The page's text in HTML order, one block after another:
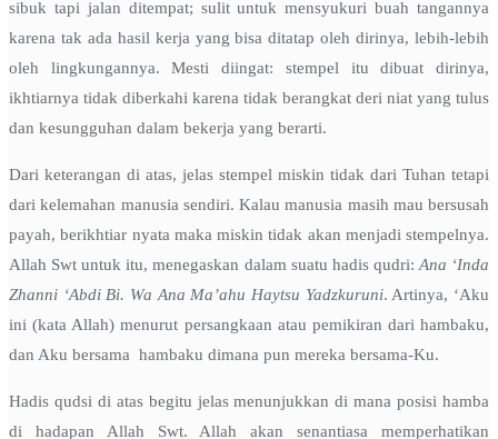
sibuk tapi jalan ditempat; sulit untuk mensyukuri buah tangannya
karena tak ada hasil kerja yang bisa ditatap oleh dirinya, lebih-lebih
oleh lingkungannya. Mesti diingat: stempel itu dibuat dirinya,
ikhtiarnya tidak diberkahi karena tidak berangkat deri niat yang tulus
dan kesungguhan dalam bekerja yang berarti.
Dari keterangan di atas, jelas stempel miskin tidak dari Tuhan tetapi
dari kelemahan manusia sendiri. Kalau manusia masih mau bersusah
payah, berikhtiar nyata maka miskin tidak akan menjadi stempelnya.
Allah Swt untuk itu, menegaskan dalam suatu hadis qudri: Ana ‘Inda
Zhanni ‘Abdi Bi. Wa Ana Ma’ahu Haytsu Yadzkuruni. Artinya, ‘Aku
ini (kata Allah) menurut persangkaan atau pemikiran dari hambaku,
dan Aku bersama hambaku dimana pun mereka bersama-Ku.
Hadis qudsi di atas begitu jelas menunjukkan di mana posisi hamba
di hadapan Allah Swt. Allah akan senantiasa memperhatikan